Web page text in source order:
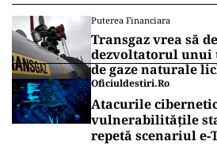
Puterea Financiara
Transgaz vrea să
dezvoltatorul unui
de gaze naturale
Oficiuldestiri.ro
Atacurile
vulnerabilitățile
repetă scenariul